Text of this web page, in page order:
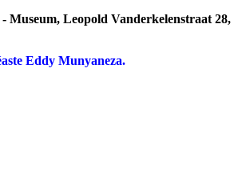
- Museum, Leopold Vanderkelenstraat 28,
Eddy Munyaneza.